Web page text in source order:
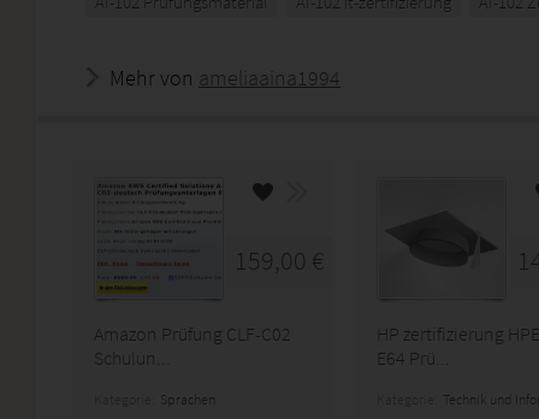
Mehr von ameliaaina1994
159,00 €
Amazon Prüfung CLF-C02
Schulun...
Sprachen
HP zertifizierung
E64 Prü...
Technik und